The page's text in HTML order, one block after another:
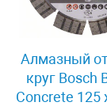
Алмазный
круг Bosch
Concrete 125